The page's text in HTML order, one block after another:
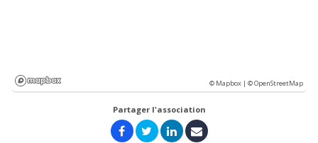
© Mapbox |© OpenStreetMap
Partager l'association